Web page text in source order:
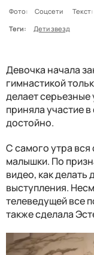
Фото: Соцсети Текст:
Теги:
Дети звезд
Девочка начала
гимнастикой
делает серьезные
приняла участие
достойно.
С самого утра вся
малышки. По
видео, как делать
выступления.
телеведущей все
также сделала